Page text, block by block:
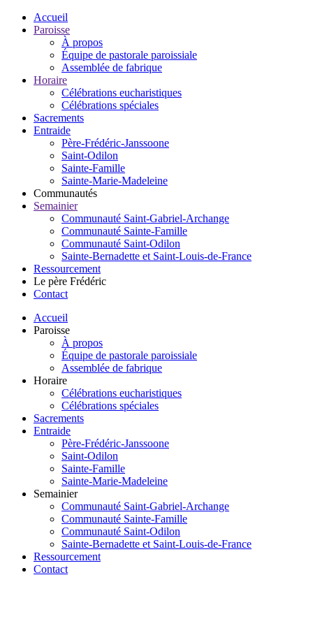
Accueil
Paroisse
À propos
Équipe de pastorale paroissiale
Assemblée de fabrique
Horaire
Célébrations eucharistiques
Célébrations spéciales
Sacrements
Entraide
Père-Frédéric-Janssoone
Saint-Odilon
Sainte-Famille
Sainte-Marie-Madeleine
Communautés
Semainier
Communauté Saint-Gabriel-Archange
Communauté Sainte-Famille
Communauté Saint-Odilon
Sainte-Bernadette et Saint-Louis-de-France
Ressourcement
Le père Frédéric
Contact
Accueil
Paroisse
À propos
Équipe de pastorale paroissiale
Assemblée de fabrique
Horaire
Célébrations eucharistiques
Célébrations spéciales
Sacrements
Entraide
Père-Frédéric-Janssoone
Saint-Odilon
Sainte-Famille
Sainte-Marie-Madeleine
Semainier
Communauté Saint-Gabriel-Archange
Communauté Sainte-Famille
Communauté Saint-Odilon
Sainte-Bernadette et Saint-Louis-de-France
Ressourcement
Contact